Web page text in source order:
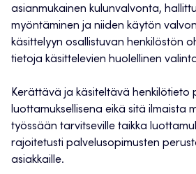
asianmukainen kulunvalvonta,
myöntäminen ja niiden käytön
käsittelyyn osallistuvan henkilöstön
tietoja käsittelevien huolellinen
Kerättävä ja käsiteltävä henkilötieto
luottamuksellisena eikä sitä ilmaista
työssään tarvitseville taikka
rajoitetusti palvelusopimusten
asiakkaille.